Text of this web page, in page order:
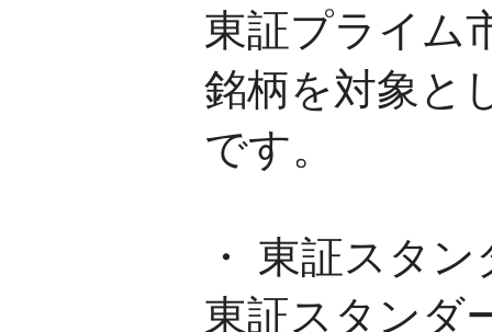
東証プライム
銘柄を対象と
です。
・ 東証スタ
東証スタンダ